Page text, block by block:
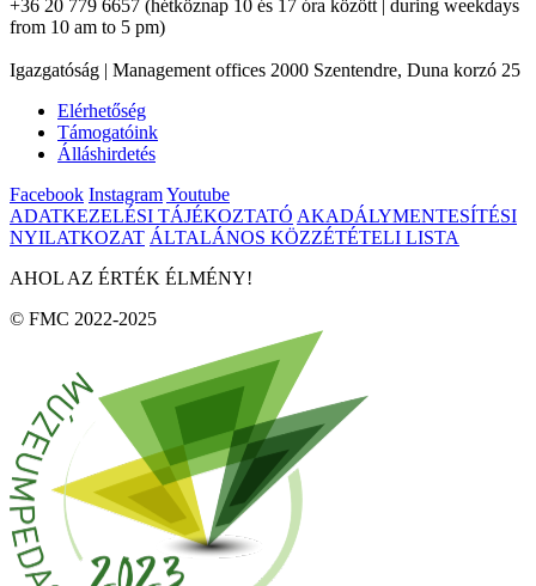
+36 20 779 6657 (hétköznap 10 és 17 óra között | during weekdays
from 10 am to 5 pm)
Igazgatóság | Management offices 2000 Szentendre, Duna korzó 25
Elérhetőség
Támogatóink
Álláshirdetés
Facebook InstagramYoutube
ADATKEZELÉSI TÁJÉKOZTATÓ AKADÁLYMENTESÍTÉSI
NYILATKOZAT ÁLTALÁNOS KÖZZÉTÉTELI LISTA
AHOL AZ ÉRTÉK ÉLMÉNY!
© FMC 2022-2025